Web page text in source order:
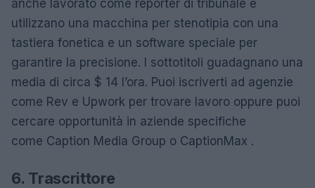
anche lavorato come reporter di tribunale e
utilizzano una macchina per stenotipia con una
tastiera fonetica e un software speciale per
garantire la precisione. I sottotitoli guadagnano una
media di circa $ 14 l’ora. Puoi iscriverti ad agenzie
come Rev e Upwork per trovare lavoro oppure puoi
cercare opportunità in aziende specifiche
come Caption Media Group o CaptionMax .
6. Trascrittore